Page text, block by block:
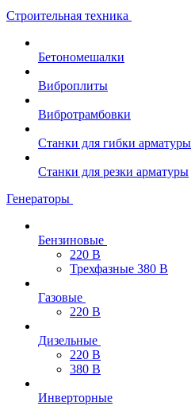
Строительная техника
Бетономешалки
Виброплиты
Вибротрамбовки
Станки для гибки арматуры
Станки для резки арматуры
Генераторы
Бензиновые
220 В
Трехфазные 380 В
Газовые
220 В
Дизельные
220 В
380 В
Инверторные